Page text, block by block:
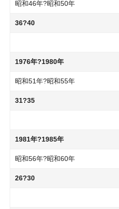
昭和46年?昭和50年
36?40
1976年?1980年
昭和51年?昭和55年
31?35
1981年?1985年
昭和56年?昭和60年
26?30